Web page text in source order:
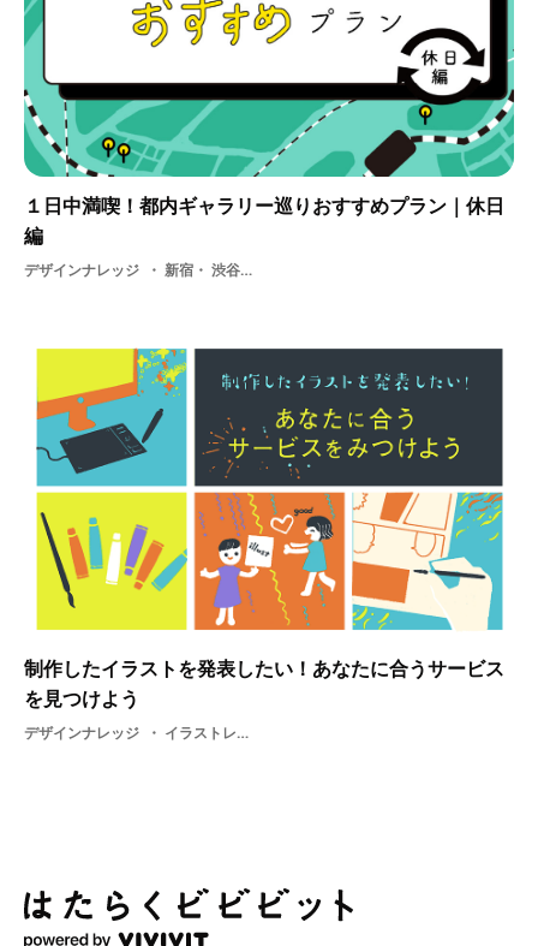
１日中満喫！都内ギャラリー巡りおすすめプラン｜休日
編
デザインナレッジ 新宿・ 渋谷・ 都内・ ギャラリー・ 銀座・ 都内ギャラリー巡り・ プラン・ 休み・ 六本木・ 品川・ 学生
制作したイラストを発表したい！あなたに合うサービス
を見つけよう
デザインナレッジ イラストレーター・ イラスト投稿サービス・ サービス